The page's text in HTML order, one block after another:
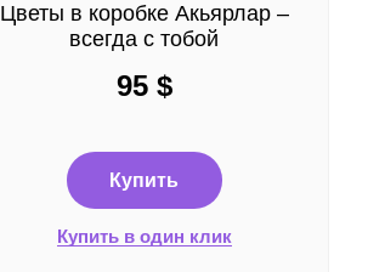
Цветы в коробке Акьярлар –
всегда с тобой
95 $
Купить
Купить в один клик